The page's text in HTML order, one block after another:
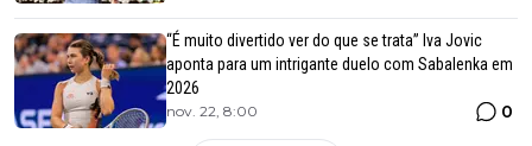
“É muito divertido ver do que se trata” Iva Jovic
aponta para um intrigante duelo com Sabalenka em
2026
nov. 22, 8:00 0